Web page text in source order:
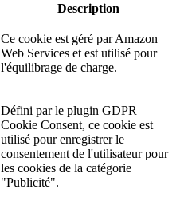
Description
Ce cookie est géré par Amazon
Web Services et est utilisé pour
l'équilibrage de charge.
Défini par le plugin GDPR
Cookie Consent, ce cookie est
utilisé pour enregistrer le
consentement de l'utilisateur pour
les cookies de la catégorie
"Publicité".